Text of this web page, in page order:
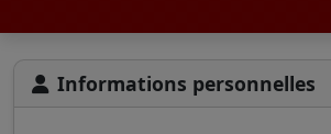
Informations personnelles